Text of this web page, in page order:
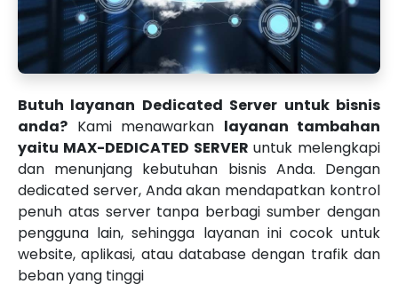
Butuh layanan Dedicated Server untuk bisnis
anda? Kami menawarkan layanan tambahan
yaitu MAX-DEDICATED SERVER untuk melengkapi
dan menunjang kebutuhan bisnis Anda. Dengan
dedicated server, Anda akan mendapatkan kontrol
penuh atas server tanpa berbagi sumber dengan
pengguna lain, sehingga layanan ini cocok untuk
website, aplikasi, atau database dengan trafik dan
beban yang tinggi